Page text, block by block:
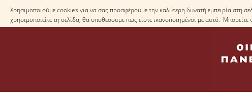
Χρησιμοποιούμε cookies για να σας προσφέρουμε την καλύτερη δυνατή εμπειρία στη
χρησιμοποιείτε τη σελίδα, θα υποθέσουμε πως είστε ικανοποιημένοι με αυτό. Μπορείτε